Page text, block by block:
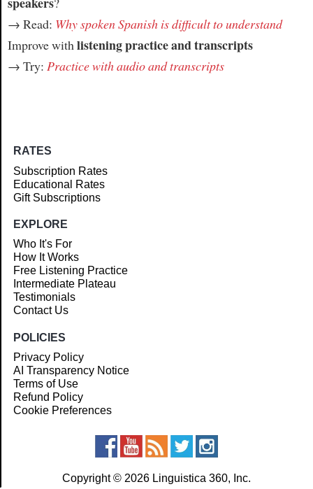
→ Read: Why spoken Spanish is difficult to understand
Improve withlistening practice and transcripts
→ Try: Practice with audio and transcripts
RATES
Subscription Rates
Educational Rates
Gift Subscriptions
EXPLORE
Who It's For
How It Works
Free Listening Practice
Intermediate Plateau
Testimonials
Contact Us
POLICIES
Privacy Policy
AI Transparency Notice
Terms of Use
Refund Policy
Cookie Preferences
Copyright © 2026 Linguistica 360, Inc.